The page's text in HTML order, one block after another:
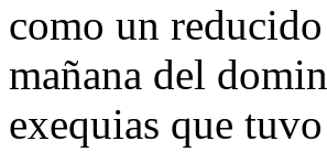
como un
mañana del
exequias que